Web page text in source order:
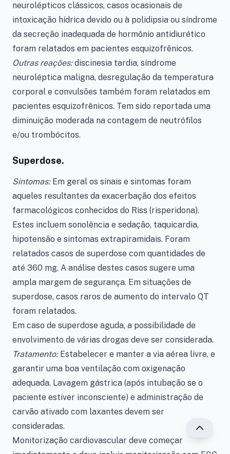
neurolépticos clássicos, casos ocasionais de
intoxicação hídrica devido ou à polidipsia ou síndrome
da secreção inadequada de hormônio antidiurético
foram relatados em pacientes esquizofrênicos.
Outras reações:discinesia tardia, síndrome
neuroléptica maligna, desregulação da temperatura
corporal e convulsões também foram relatados em
pacientes esquizofrênicos. Tem sido reportada uma
diminuição moderada na contagem de neutrófilos
e/ou trombócitos.
Superdose.
Sintomas: Em geral os sinais e sintomas foram
aqueles resultantes da exacerbação dos efeitos
farmacológicos conhecidos do Riss (risperidona).
Estes incluem sonolência e sedação, taquicardia,
hipotensão e sintomas extrapiramidais. Foram
relatados casos de superdose com quantidades de
até 360 mg. A análise destes casos sugere uma
ampla margem de segurança. Em situações de
superdose, casos raros de aumento do intervalo QT
foram relatados.
Em caso de superdose aguda, a possibilidade de
envolvimento de várias drogas deve ser considerada.
Tratamento: Estabelecer e manter a via aérea livre, e
garantir uma boa ventilação com oxigenação
adequada. Lavagem gástrica (após intubação se o
paciente estiver inconsciente) e administração de
carvão ativado com laxantes devem ser
consideradas.
Monitorização cardiovascular deve começar